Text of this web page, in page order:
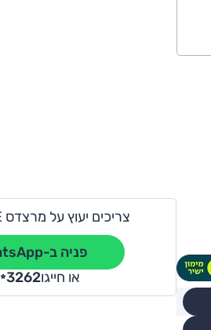
צריכים יעוץ על מרצדס E קלאס?
פניה ב-WhatsApp
או חייגו
*3262